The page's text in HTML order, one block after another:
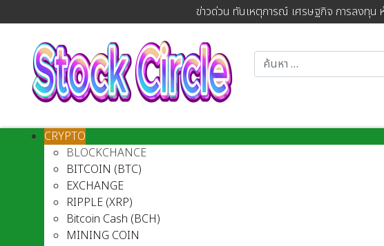
ข่าวด่วน ทันเหตุการณ์ เศรษฐกิจ การลงทุน
CRYPTO
BLOCKCHANCE
BITCOIN (BTC)
EXCHANGE
RIPPLE (XRP)
Bitcoin Cash (BCH)
MINING COIN